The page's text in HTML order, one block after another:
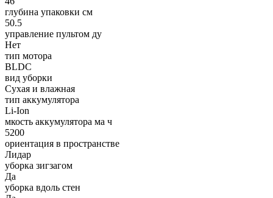
глубина упаковки см
50.5
управление пультом ду
Нет
тип мотора
BLDC
вид уборки
Сухая и влажная
тип аккумулятора
Li-Ion
мкость аккумулятора ма ч
5200
ориентация в пространстве
Лидар
уборка зигзагом
Да
уборка вдоль стен